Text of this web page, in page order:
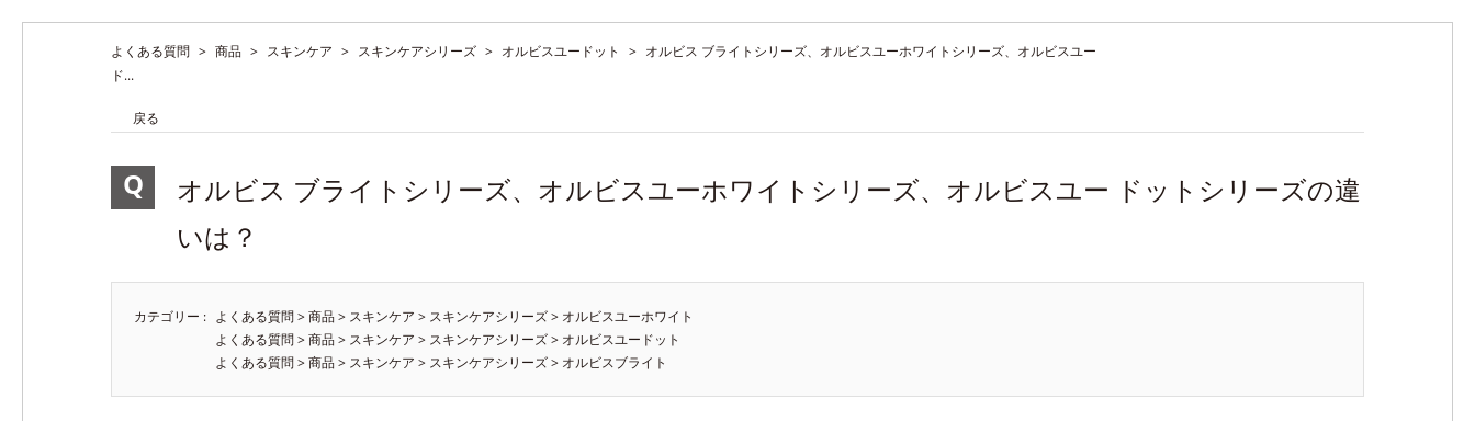
よくある質問 > 商品 > スキンケア > スキンケアシリーズ > オルビスユードット > オルビス ブライトシリーズ、オルビスユーホワイトシリーズ、オルビスユー
ド...
戻る
オルビス ブライトシリーズ、オルビスユーホワイトシリーズ、オルビスユー ドットシリーズの違
いは？
カテゴリー : よくある質問>商品> スキンケア > スキンケアシリーズ> オルビスユーホワイト
よくある質問>商品> スキンケア > スキンケアシリーズ> オルビスユードット
よくある質問>商品> スキンケア > スキンケアシリーズ> オルビスブライト